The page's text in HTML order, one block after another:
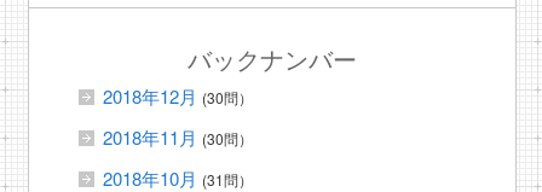
バックナンバー
2018年12月 (30問）
2018年11月 (30問）
2018年10月 (31問）